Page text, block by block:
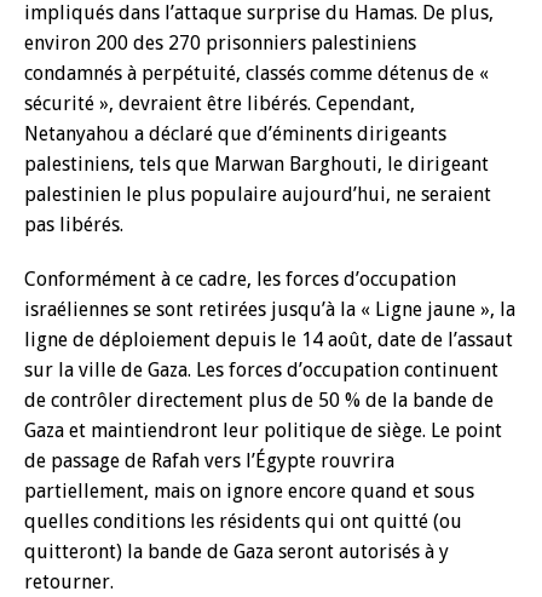
impliqués dans l’attaque surprise du Hamas. De plus,
environ 200 des 270 prisonniers palestiniens
condamnés à perpétuité, classés comme détenus de «
sécurité », devraient être libérés. Cependant,
Netanyahou a déclaré que d’éminents dirigeants
palestiniens, tels que Marwan Barghouti, le dirigeant
palestinien le plus populaire aujourd’hui, ne seraient
pas libérés.
Conformément à ce cadre, les forces d’occupation
israéliennes se sont retirées jusqu’à la « Ligne jaune », la
ligne de déploiement depuis le 14 août, date de l’assaut
sur la ville de Gaza. Les forces d’occupation continuent
de contrôler directement plus de 50 % de la bande de
Gaza et maintiendront leur politique de siège. Le point
de passage de Rafah vers l’Égypte rouvrira
partiellement, mais on ignore encore quand et sous
quelles conditions les résidents qui ont quitté (ou
quitteront) la bande de Gaza seront autorisés à y
retourner.